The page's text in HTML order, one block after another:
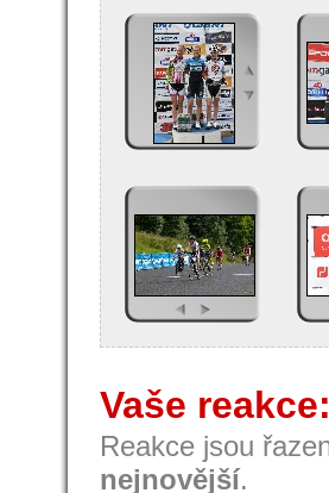
Vaše
Reakce jsou
nejnovější.